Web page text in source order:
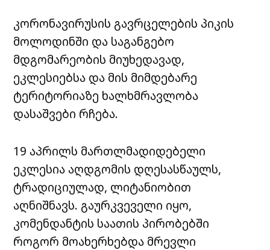
კორონავირუსის გავრცელების პიკის
მოლოდინში და საგანგებო
მდგომარეობის მიუხედავად,
ეკლესიებსა და მის მიმდებარე
ტერიტორიაზე ხალხმრავლობა
დასაშვები რჩება.
19 აპრილს მართლმადიდებელი
ეკლესია აღდგომის დღესასწაულს,
ტრადიციულად, ლიტანიობით
აღნიშნავს. გაურკვეველი იყო,
კომენდანტის საათის პირობებში
როგორ მოახერხებდა მრევლი